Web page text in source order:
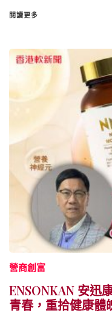
閱讀更多
營商創富
ENSONKAN 安迅
青春，重拾健康體